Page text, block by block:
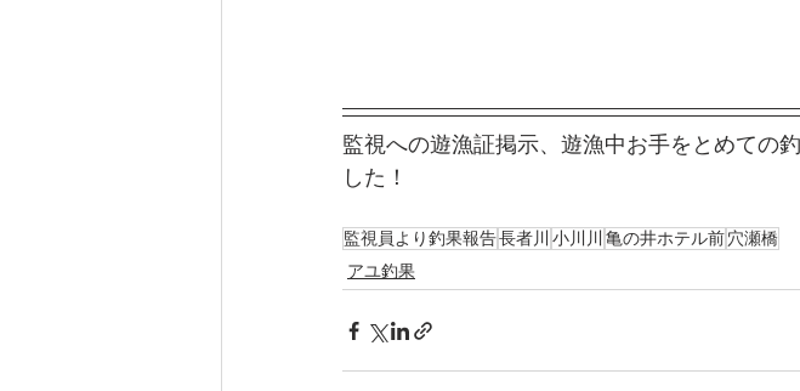
監視への遊漁証掲示、遊漁中お手をとめての
した！
監視員より釣果報告長者川 小川川 亀の井ホテル前穴瀬橋
アユ釣果